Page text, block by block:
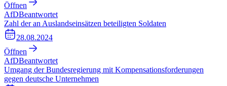
Öffnen
AfDBeantwortet
Zahl der an Auslandseinsätzen beteiligten Soldaten
28.08.2024
Öffnen
AfDBeantwortet
Umgang der Bundesregierung mit Kompensationsforderungen
gegen deutsche Unternehmen